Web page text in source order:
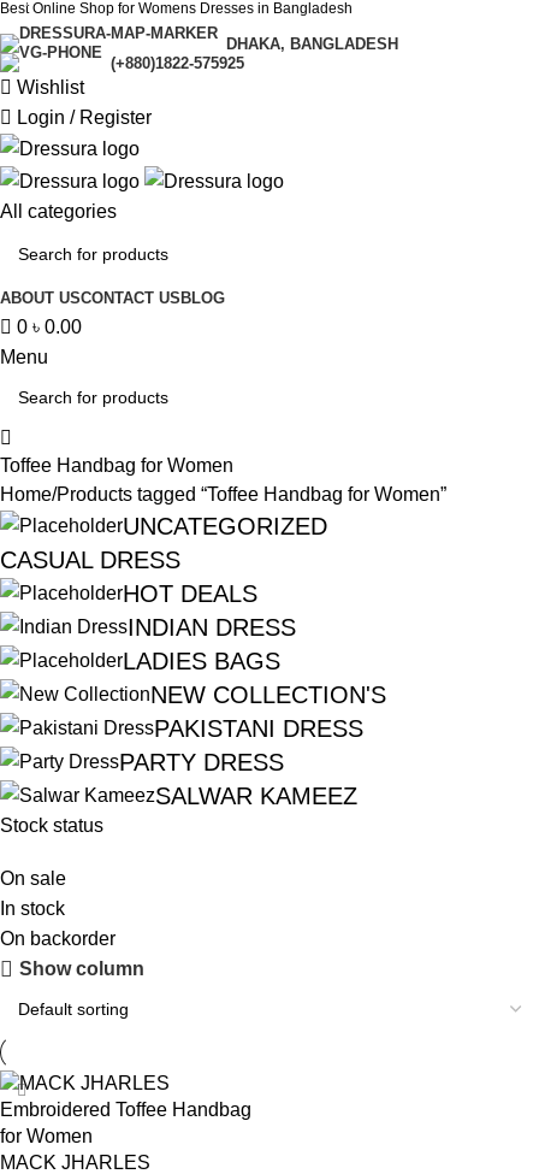
Best Online Shop for Womens Dresses in Bangladesh
DHAKA, BANGLADESH
(+880)1822-575925
Wishlist
Login / Register
All categories
ABOUT USCONTACT USBLOG
0 ৳ 0.00
Menu
Toffee Handbag for Women
Home Products tagged “Toffee Handbag for Women”
UNCATEGORIZED
CASUAL DRESS
HOT DEALS
INDIAN DRESS
LADIES BAGS
NEW COLLECTION'S
PAKISTANI DRESS
PARTY DRESS
SALWAR KAMEEZ
Stock status
On sale
In stock
On backorder
Show column
MACK JHARLES
0